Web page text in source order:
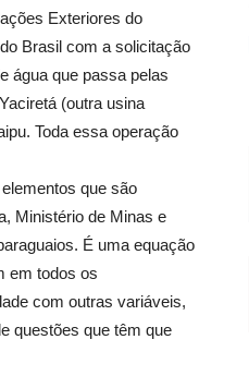
Exteriores do
Brasil com a solicitação
água que passa pelas
(outra usina
Toda essa operação
que são
Ministério de Minas e
É uma equação
em todos os
com outras variáveis,
questões que têm que